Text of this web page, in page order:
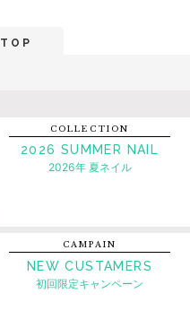
TOP
COLLECTION
2026 SUMMER NAIL
2026年 夏ネイル
CAMPAIN
NEW CUSTAMERS
初回限定キャンペーン